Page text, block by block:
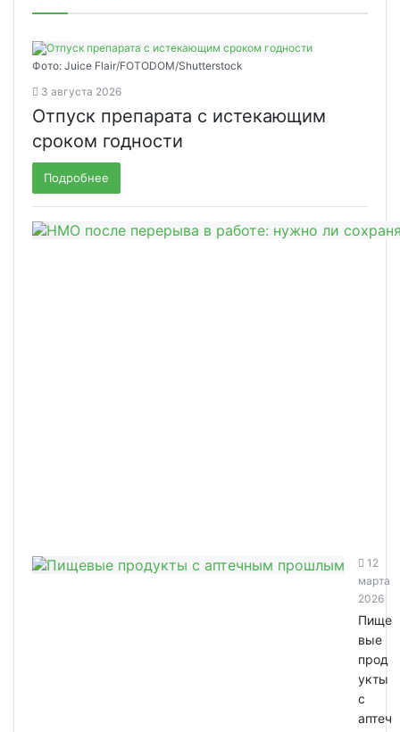
Фото: Juice Flair/FOTODOM/Shutterstoсk
3 августа 2026
Отпуск препарата с истекающим
сроком годности
Подробнее
12
марта
2026
Пище
вые
прод
укты
с
аптеч